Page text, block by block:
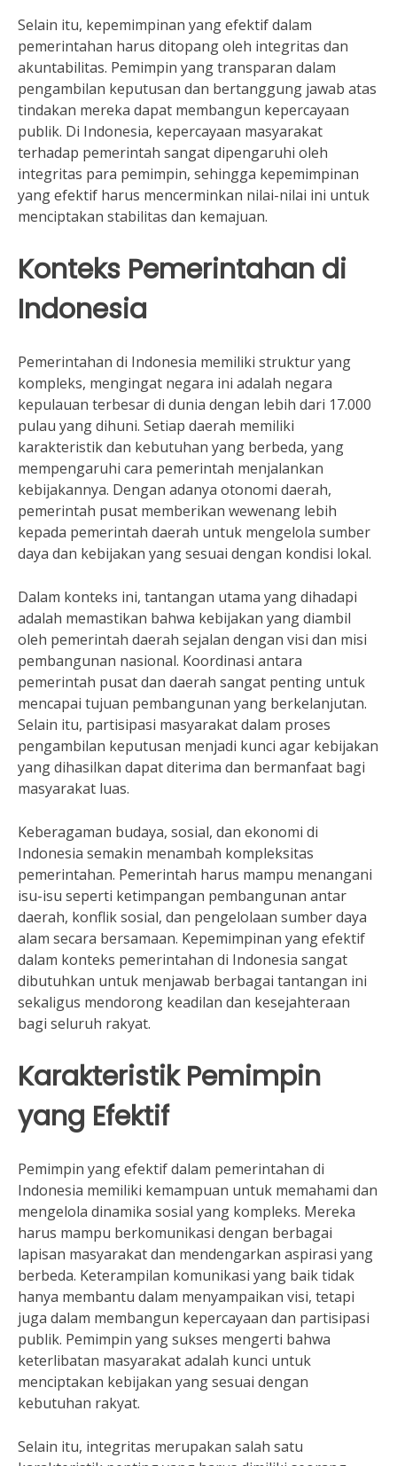
Selain itu, kepemimpinan yang efektif dalam
pemerintahan harus ditopang oleh integritas dan
akuntabilitas. Pemimpin yang transparan dalam
pengambilan keputusan dan bertanggung jawab atas
tindakan mereka dapat membangun kepercayaan
publik. Di Indonesia, kepercayaan masyarakat
terhadap pemerintah sangat dipengaruhi oleh
integritas para pemimpin, sehingga kepemimpinan
yang efektif harus mencerminkan nilai-nilai ini untuk
menciptakan stabilitas dan kemajuan.
Konteks Pemerintahan di
Indonesia
Pemerintahan di Indonesia memiliki struktur yang
kompleks, mengingat negara ini adalah negara
kepulauan terbesar di dunia dengan lebih dari 17.000
pulau yang dihuni. Setiap daerah memiliki
karakteristik dan kebutuhan yang berbeda, yang
mempengaruhi cara pemerintah menjalankan
kebijakannya. Dengan adanya otonomi daerah,
pemerintah pusat memberikan wewenang lebih
kepada pemerintah daerah untuk mengelola sumber
daya dan kebijakan yang sesuai dengan kondisi lokal.
Dalam konteks ini, tantangan utama yang dihadapi
adalah memastikan bahwa kebijakan yang diambil
oleh pemerintah daerah sejalan dengan visi dan misi
pembangunan nasional. Koordinasi antara
pemerintah pusat dan daerah sangat penting untuk
mencapai tujuan pembangunan yang berkelanjutan.
Selain itu, partisipasi masyarakat dalam proses
pengambilan keputusan menjadi kunci agar kebijakan
yang dihasilkan dapat diterima dan bermanfaat bagi
masyarakat luas.
Keberagaman budaya, sosial, dan ekonomi di
Indonesia semakin menambah kompleksitas
pemerintahan. Pemerintah harus mampu menangani
isu-isu seperti ketimpangan pembangunan antar
daerah, konflik sosial, dan pengelolaan sumber daya
alam secara bersamaan. Kepemimpinan yang efektif
dalam konteks pemerintahan di Indonesia sangat
dibutuhkan untuk menjawab berbagai tantangan ini
sekaligus mendorong keadilan dan kesejahteraan
bagi seluruh rakyat.
Karakteristik Pemimpin
yang Efektif
Pemimpin yang efektif dalam pemerintahan di
Indonesia memiliki kemampuan untuk memahami dan
mengelola dinamika sosial yang kompleks. Mereka
harus mampu berkomunikasi dengan berbagai
lapisan masyarakat dan mendengarkan aspirasi yang
berbeda. Keterampilan komunikasi yang baik tidak
hanya membantu dalam menyampaikan visi, tetapi
juga dalam membangun kepercayaan dan partisipasi
publik. Pemimpin yang sukses mengerti bahwa
keterlibatan masyarakat adalah kunci untuk
menciptakan kebijakan yang sesuai dengan
kebutuhan rakyat.
Selain itu, integritas merupakan salah satu